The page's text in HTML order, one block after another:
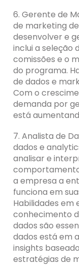
6. Gerente de
de marketing
desenvolver e
inclui a seleção
comissões e o
do programa.
de dados e
Com o
demanda por
está
7. Analista de
dados e
analisar e
a empresa a
funciona em
Habilidades
conhecimento
dados são
dados está em
insights
estratégias de